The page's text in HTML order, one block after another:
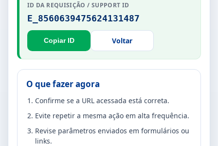
ID DA REQUISIÇÃO / SUPPORT ID
E_8560639475624131487
Copiar ID Voltar
O que fazer agora
Confirme se a URL acessada está correta.
Evite repetir a mesma ação em alta frequência.
Revise parâmetros enviados em formulários ou
links.